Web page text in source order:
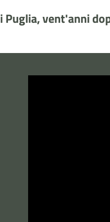
Puglia, vent'anni